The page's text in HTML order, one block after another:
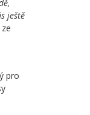
ještě
pro